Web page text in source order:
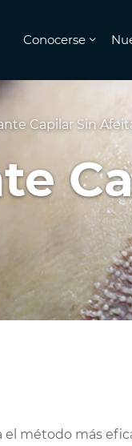
Conocerse
Capilar Sin
el método más